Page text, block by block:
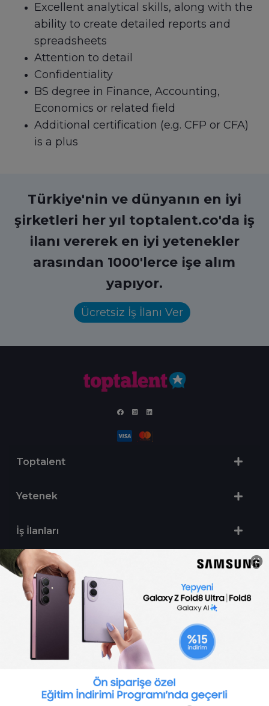
Excellent analytical skills, along with the
ability to create detailed reports and
spreadsheets
Attention to detail
Confidentiality
BS degree in Finance, Accounting,
Economics or related field
Additional certification (e.g. CFP or CFA)
is a plus
Türkiye'nin ve dünyanın en iyi
şirketleri her yıl toptalent.co'da iş
ilanı vererek en iyi yetenekler
arasından 1000'lerce işe alım
yapıyor.
Ücretsiz İş İlanı Ver
Toptalent
Yetenek
İş İlanları
Sertifika Programları
Yetenek Testleri